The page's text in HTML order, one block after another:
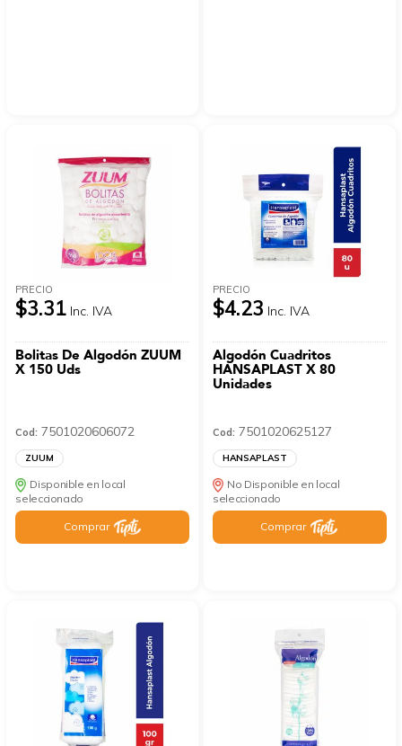
PRECIO
$3.31 Inc. IVA
Bolitas De Algodón ZUUM
X 150 Uds
Cod: 7501020606072
ZUUM
Disponible en local
seleccionado
Comprar
PRECIO
$4.23 Inc. IVA
Algodón Cuadritos
HANSAPLAST X 80
Unidades
Cod: 7501020625127
HANSAPLAST
No Disponible en local
seleccionado
Comprar